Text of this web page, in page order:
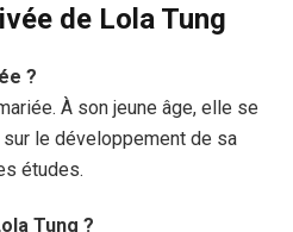
de Lola Tung
?
À son jeune âge, elle se
le développement de sa
études.
Tung ?